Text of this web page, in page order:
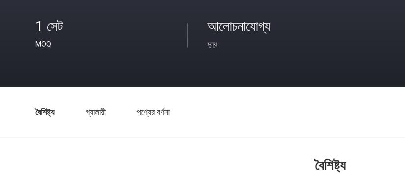
1 সেট
MOQ
আলোচনাযোগ্য
মূল্য
বৈশিষ্ট্য গ্যালারী পণ্যের বর্ণনা
বৈশিষ্ট্য